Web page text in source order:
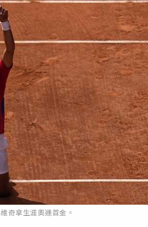
奇拿生涯奧運首金。